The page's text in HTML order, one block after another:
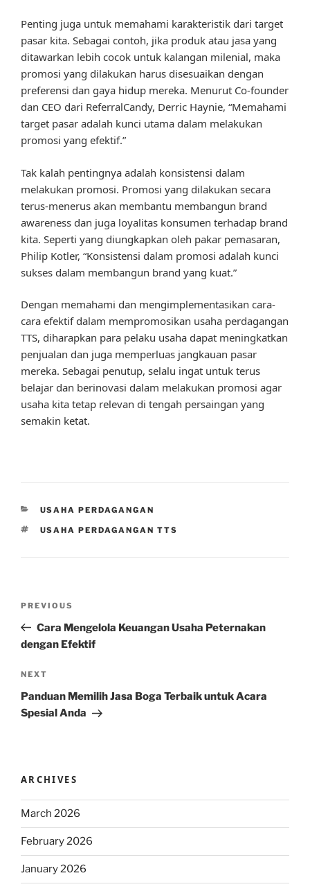
Penting juga untuk memahami karakteristik dari target
pasar kita. Sebagai contoh, jika produk atau jasa yang
ditawarkan lebih cocok untuk kalangan milenial, maka
promosi yang dilakukan harus disesuaikan dengan
preferensi dan gaya hidup mereka. Menurut Co-founder
dan CEO dari ReferralCandy, Derric Haynie, “Memahami
target pasar adalah kunci utama dalam melakukan
promosi yang efektif.”
Tak kalah pentingnya adalah konsistensi dalam
melakukan promosi. Promosi yang dilakukan secara
terus-menerus akan membantu membangun brand
awareness dan juga loyalitas konsumen terhadap brand
kita. Seperti yang diungkapkan oleh pakar pemasaran,
Philip Kotler, “Konsistensi dalam promosi adalah kunci
sukses dalam membangun brand yang kuat.”
Dengan memahami dan mengimplementasikan cara-
cara efektif dalam mempromosikan usaha perdagangan
TTS, diharapkan para pelaku usaha dapat meningkatkan
penjualan dan juga memperluas jangkauan pasar
mereka. Sebagai penutup, selalu ingat untuk terus
belajar dan berinovasi dalam melakukan promosi agar
usaha kita tetap relevan di tengah persaingan yang
semakin ketat.
CATEGORIES
USAHA PERDAGANGAN
TAGS
USAHA PERDAGANGAN TTS
Previous
Post
PREVIOUS
Cara Mengelola Keuangan Usaha Peternakan
dengan Efektif
Next
Post
NEXT
Panduan Memilih Jasa Boga Terbaik untuk Acara
Spesial Anda
ARCHIVES
March 2026
February 2026
January 2026